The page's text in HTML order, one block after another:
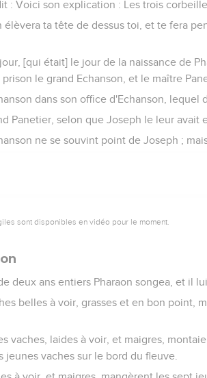
: Voici son explication : Les trois
élèvera ta tête de dessus toi, et te fera
[qui était] le jour de la naissance de
le grand Echanson, et le maître
dans son office d'Echanson, lequel
Panetier, selon que Joseph le leur avait
ne se souvint point de Joseph ;
sont disponibles en vidéo pour le moment.
deux ans entiers Pharaon songea, et il
belles à voir, grasses et en bon point,
vaches, laides à voir, et maigres,
jeunes vaches sur le bord du fleuve.